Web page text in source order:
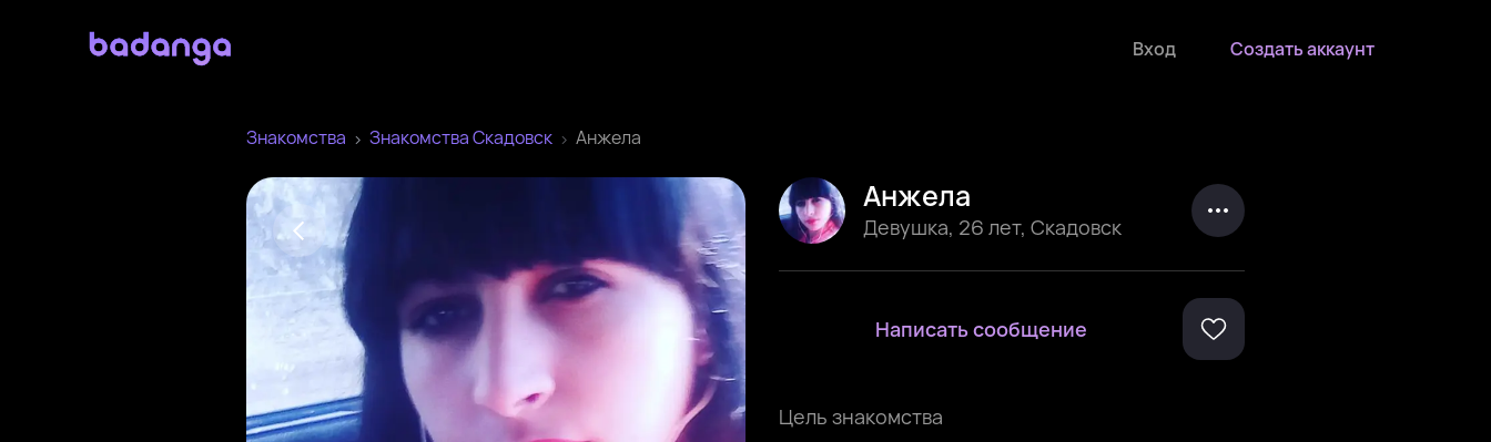
Вход Создать аккаунт
Знакомства Знакомства Скадовск Анжела
Анжела
Девушка, 26 лет, Скадовск
Написать сообщение
Цель знакомства